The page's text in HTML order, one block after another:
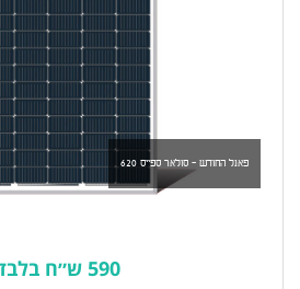
פאנל החודש - סולאר ספייס 620
590 ש״ח בלבד!